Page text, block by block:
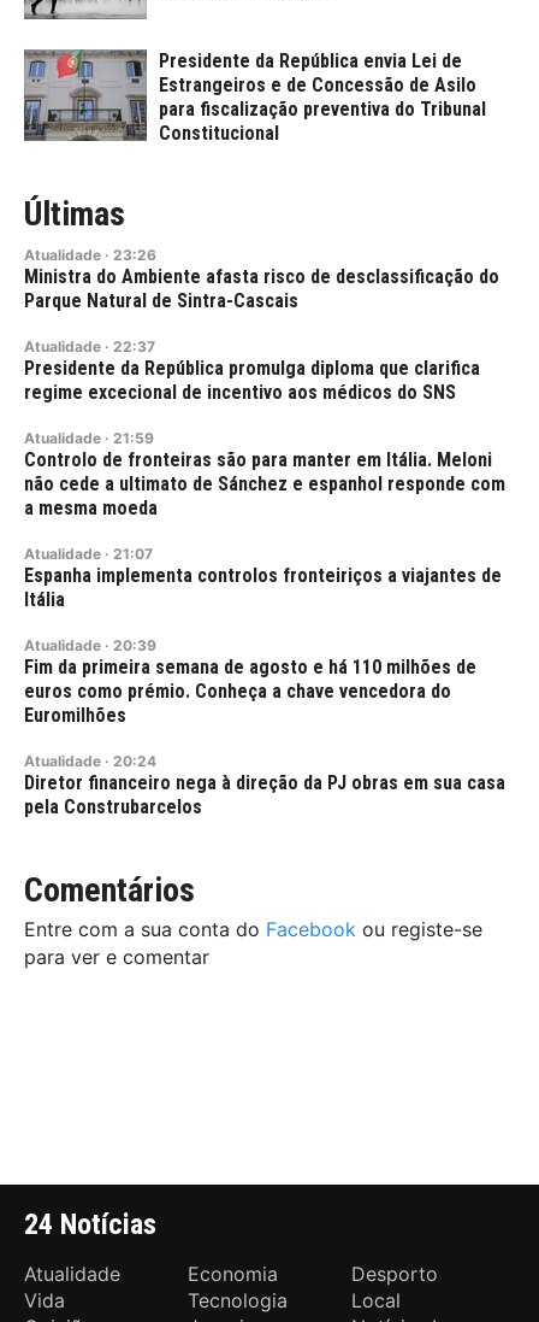
Presidente da República envia Lei de
Estrangeiros e de Concessão de Asilo
para fiscalização preventiva do Tribunal
Constitucional
Últimas
Atualidade · 23:26
Ministra do Ambiente afasta risco de desclassificação do
Parque Natural de Sintra-Cascais
Atualidade · 22:37
Presidente da República promulga diploma que clarifica
regime excecional de incentivo aos médicos do SNS
Atualidade · 21:59
Controlo de fronteiras são para manter em Itália. Meloni
não cede a ultimato de Sánchez e espanhol responde com
a mesma moeda
Atualidade · 21:07
Espanha implementa controlos fronteiriços a viajantes de
Itália
Atualidade · 20:39
Fim da primeira semana de agosto e há 110 milhões de
euros como prémio. Conheça a chave vencedora do
Euromilhões
Atualidade · 20:24
Diretor financeiro nega à direção da PJ obras em sua casa
pela Construbarcelos
Comentários
Entre com a sua conta do Facebook ou registe-se
para ver e comentar
24 Notícias
Atualidade Economia
Desporto
Vida
Tecnologia
Local